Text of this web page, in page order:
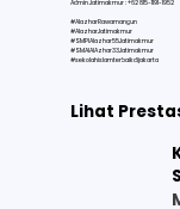
Admin Jatimakmur : +62 815-1191-1952
#AlazharRawamangun
#AlazharJatimakmur
#SMPIAlazhar55Jatimakmur
#SMAIAlAzhar33Jatimakmur
#sekolahislamterbaikdijakarta
Lihat